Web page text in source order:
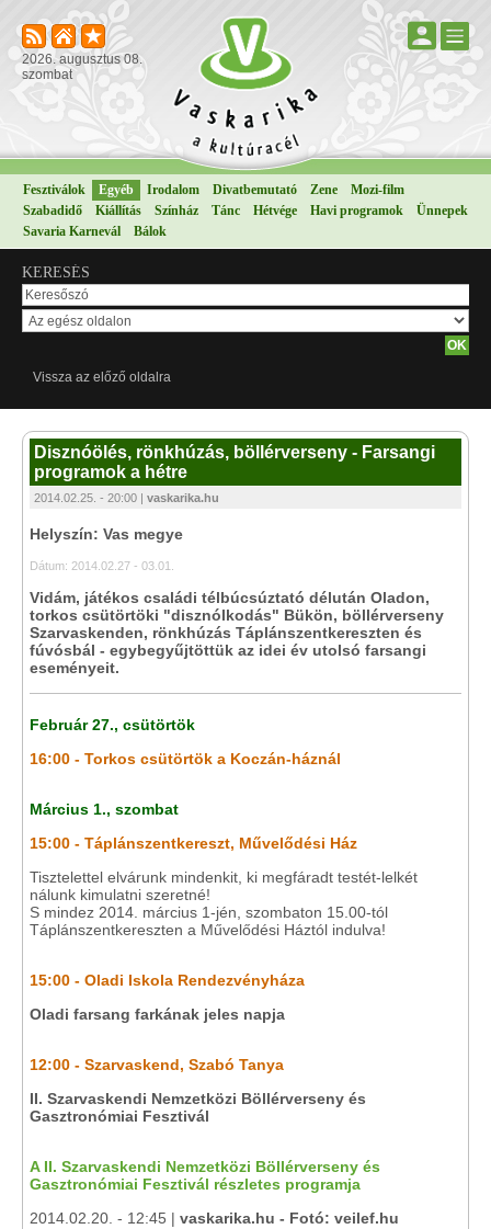
2026. augusztus 08.
szombat
Fesztiválok Egyéb Irodalom Divatbemutató Zene
Mozi-film
Szabadidő
Kiállítás Színház Tánc Hétvége Havi programok
Ünnepek
Savaria Karnevál
Bálok
KERESÉS
Vissza az előző oldalra
Disznóölés, rönkhúzás, böllérverseny - Farsangi
programok a hétre
2014.02.25. - 20:00 | vaskarika.hu
Helyszín: Vas megye
Dátum: 2014.02.27 - 03.01.
Vidám, játékos családi télbúcsúztató délután Oladon,
torkos csütörtöki "disznólkodás" Bükön, böllérverseny
Szarvaskenden, rönkhúzás Táplánszentkereszten és
fúvósbál - egybegyűjtöttük az idei év utolsó farsangi
eseményeit.
Február 27., csütörtök
16:00 - Torkos csütörtök a Koczán-háznál
Március 1., szombat
15:00 - Táplánszentkereszt, Művelődési Ház
Tisztelettel elvárunk mindenkit, ki megfáradt testét-lelkét
nálunk kimulatni szeretné!
S mindez 2014. március 1-jén, szombaton 15.00-tól
Táplánszentkereszten a Művelődési Háztól indulva!
15:00 - Oladi Iskola Rendezvényháza
Oladi farsang farkának jeles napja
12:00 - Szarvaskend, Szabó Tanya
II. Szarvaskendi Nemzetközi Böllérverseny és
Gasztronómiai Fesztivál
A II. Szarvaskendi Nemzetközi Böllérverseny és
Gasztronómiai Fesztivál részletes programja
2014.02.20. - 12:45 | vaskarika.hu - Fotó: veilef.hu